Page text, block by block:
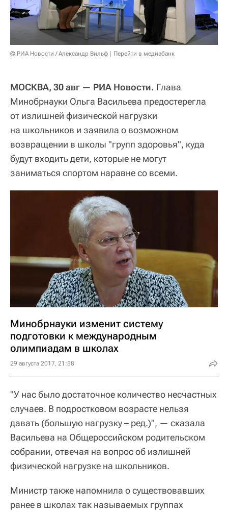
© РИА Новости / Александр Вильф Перейти в медиабанк
МОСКВА, 30 авг — РИА Новости. Глава
Минобрнауки Ольга Васильева предостерегла
от излишней физической нагрузки
на школьников и заявила о возможном
возвращении в школы "групп здоровья", куда
будут входить дети, которые не могут
заниматься спортом наравне со всеми.
Минобрнауки изменит систему
подготовки к международным
олимпиадам в школах
29 августа 2017, 21:58
"У нас было достаточное количество несчастных
случаев. В подростковом возрасте нельзя
давать (большую нагрузку – ред.)", — сказала
Васильева на Общероссийском родительском
собрании, отвечая на вопрос об излишней
физической нагрузке на школьников.
Министр также напомнила о существовавших
ранее в школах так называемых группах